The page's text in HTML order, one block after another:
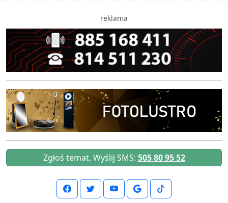
reklama
Zgłoś temat. Wyślij SMS: 505 80 95 52